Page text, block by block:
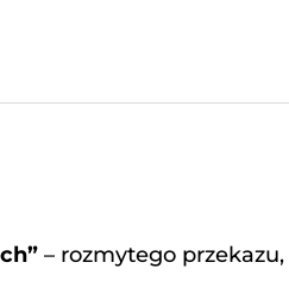
– rozmytego